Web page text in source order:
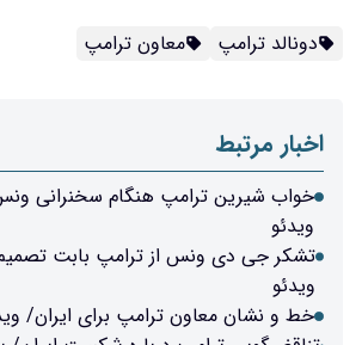
دونالد ترامپ معاون ترامپ
اخبار مرتبط
خواب شیرین ترامپ هنگام سخنرانی
ویدئو
تشکر جی دی ونس از ترامپ بابت تصمیم
ویدئو
خط و نشان معاون ترامپ برای ایران/